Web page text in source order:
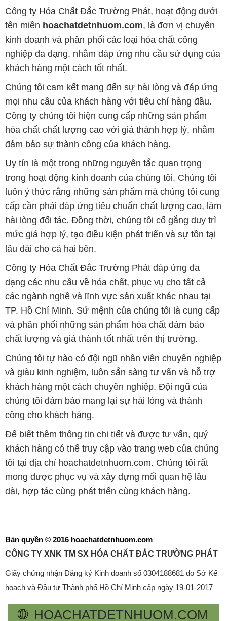
khách hàng một cách tốt nhất.
Chúng tôi cam kết mang đến sự hài lòng và đáp ứng
mọi nhu cầu của khách hàng với tiêu chí hàng đầu.
Công ty chúng tôi hiện cung cấp những sản phẩm
hóa chất chất lượng cao với giá thành hợp lý, nhằm
đảm bảo sự thành công của khách hàng.
Uy tín là một trong những nguyên tắc quan trọng
trong hoạt động kinh doanh của chúng tôi. Chúng tôi
luôn ý thức rằng những sản phẩm mà chúng tôi cung
cấp cần phải đáp ứng tiêu chuẩn chất lượng cao, làm
hài lòng đối tác. Đồng thời, chúng tôi cố gắng duy trì
mức giá hợp lý, tạo điều kiện phát triển và sự tồn tại
lâu dài cho cả hai bên.
Công ty Hóa Chất Đắc Trường Phát đáp ứng đa
dạng các nhu cầu về hóa chất, phục vụ cho tất cả
các ngành nghề và lĩnh vực sản xuất khác nhau tại
TP. Hồ Chí Minh. Sứ mệnh của chúng tôi là cung cấp
và phân phối những sản phẩm hóa chất đảm bảo
chất lượng và giá thành tốt nhất trên thị trường.
Chúng tôi tự hào có đội ngũ nhân viên chuyên nghiệp
và giàu kinh nghiệm, luôn sẵn sàng tư vấn và hỗ trợ
khách hàng một cách chuyên nghiệp. Đội ngũ của
chúng tôi đảm bảo mang lại sự hài lòng và thành
công cho khách hàng.
Để biết thêm thông tin chi tiết và được tư vấn, quý
khách hàng có thể truy cập vào trang web của chúng
tôi tại địa chỉ hoachatdetnhuom.com. Chúng tôi rất
mong được phục vụ và xây dựng mối quan hệ lâu
dài, hợp tác cùng phát triển cùng khách hàng.
Bản quyền © 2016 hoachatdetnhuom.com
CÔNG TY XNK TM SX HÓA CHẤT ĐẮC TRƯỜNG PHÁT
🌐HOACHATDETNHUOM.COM